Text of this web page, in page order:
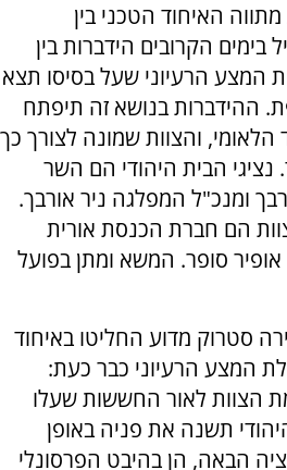
האיחוד הטכני בין
הקרובים הידברות בין
המצע הרעיוני שעל בסיסו תצא
ההידברות בנושא זה תיפתח
והצוות שמונה לצורך כך
נציגי הבית היהודי הם השר
ומנכ"ל המפלגה ניר אורבך.
הם חברת הכנסת אורית
סופר. המשא ומתן בפועל
סטרוק מדוע החליטו באיחוד
המצע הרעיוני כבר כעת:
הצוות לאור החששות שעלו
תשנה את פניה באופן
הבאה, הן בהיבט הפרסונלי